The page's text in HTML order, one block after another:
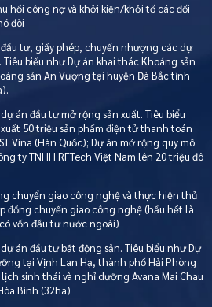
hồi công nợ và khởi kiện/khởi tố các đối
đòi
tư, giấy phép, chuyển nhượng các dự
Tiêu biểu như Dự án khai thác Khoáng sản
sản An Vượng tại huyện Đà Bắc tỉnh
án đầu tư mở rộng sản xuất. Tiêu biểu
50 triệu sản phẩm điện tử thanh toán
Vina (Hàn Quốc); Dự án mở rộng quy mô
ty TNHH RFTech Việt Nam lên 20 triệu đô
chuyển giao công nghệ và thực hiện thủ
đồng chuyển giao công nghệ (hầu hết là
vốn đầu tư nước ngoài)
án đầu tư bất động sản. Tiêu biểu như Dự
tại Vịnh Lan Hạ, thành phố Hải Phòng
sinh thái và nghỉ dưỡng Avana Mai Chau
Bình (32ha)